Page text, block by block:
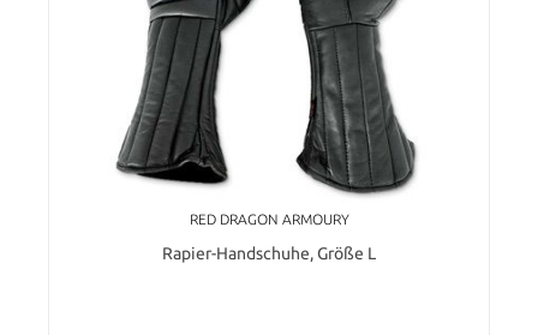
RED DRAGON ARMOURY
Rapier-Handschuhe, Größe L